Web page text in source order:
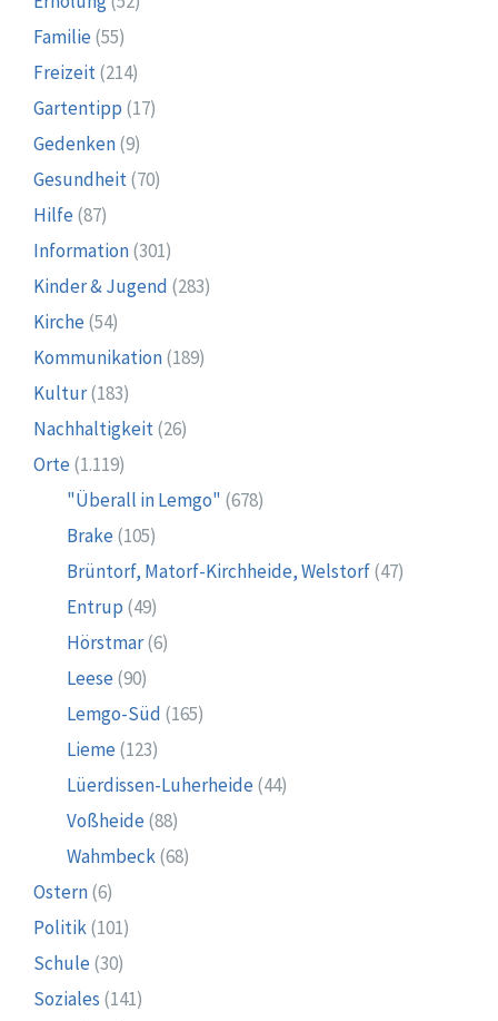
Familie (55)
Freizeit(214)
Gartentipp (17)
Gedenken(9)
Gesundheit(70)
Hilfe (87)
Information(301)
Kinder & Jugend (283)
Kirche (54)
Kommunikation(189)
Kultur(183)
Nachhaltigkeit(26)
Orte (1.119)
"Überall in Lemgo" (678)
Brake (105)
Brüntorf, Matorf-Kirchheide, Welstorf(47)
Entrup (49)
Hörstmar(6)
Leese (90)
Lemgo-Süd (165)
Lieme (123)
Lüerdissen-Luherheide (44)
Voßheide (88)
Wahmbeck(68)
Ostern(6)
Politik(101)
Schule (30)
Soziales (141)